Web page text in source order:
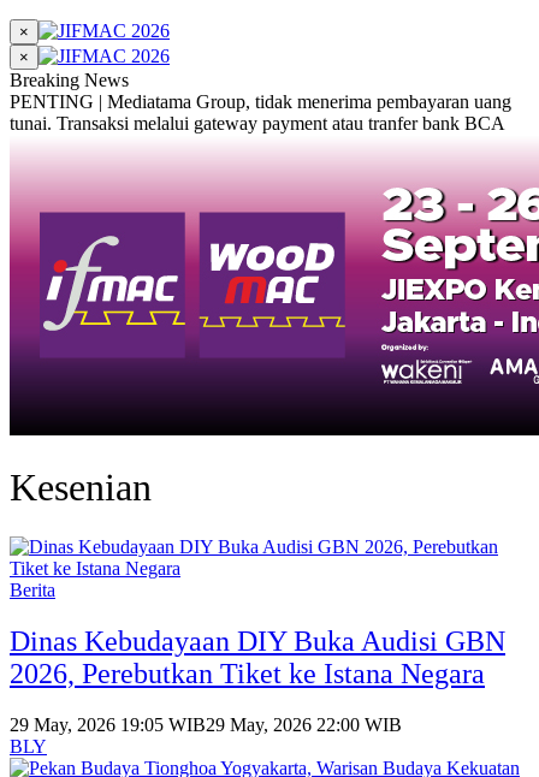
×
×
Breaking News
PENTING | Mediatama Group, tidak menerima pembayaran uang
tunai. Transaksi melalui gateway payment atau tranfer bank BCA
Kesenian
Berita
Dinas Kebudayaan DIY Buka Audisi GBN
2026, Perebutkan Tiket ke Istana Negara
29 May, 2026 19:05 WIB29 May, 2026 22:00 WIB
BLY